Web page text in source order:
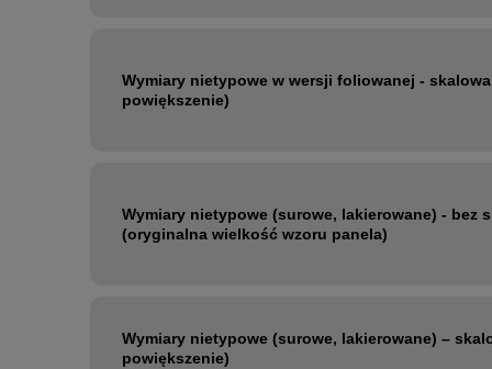
Wymiary nietypowe w wersji foliowanej -
powiększenie)
Wymiary nietypowe (surowe, lakierowane) - bez
(oryginalna wielkość wzoru panela)
Wymiary nietypowe (surowe, lakierowane) –
powiększenie)